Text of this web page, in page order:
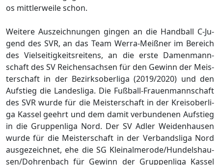
os mitt­ler­wei­le schon.
Wei­te­re Aus­zeich­nun­gen gin­gen an die Hand­ball C-Ju­
gend des SVR, an das Team Werra-Meiß­ner im Be­reich
des Viel­sei­tig­keits­rei­tens, an die erste Da­men­mann­
schaft des SV Reichensachsen für den Ge­winn der Meis­
ter­schaft in der Be­zirks­ober­li­ga (2019/2020) und den
Auf­stieg die Lan­des­li­ga. Die Fuß­ball-Frau­en­mann­schaft
des SVR wurde für die Meis­ter­schaft in der Kreis­ober­li­
ga Kas­sel geehrt und dem damit ver­bun­de­nen Auf­stieg
in die Grup­pen­li­ga Nord. Der SV Adler Wei­den­hau­sen
wurde für die Meis­ter­schaft in der Ver­bands­li­ga Nord
ausgezeichnet, ehe die SG Klein­al­mero­de/Hun­dels­hau­
sen/Doh­ren­bach für Ge­winn der Grup­pen­li­ga Kas­sel